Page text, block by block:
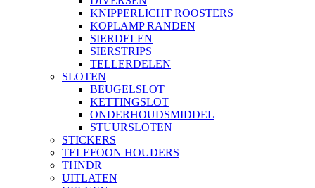
KNIPPERLICHT ROOSTERS
KOPLAMP RANDEN
SIERDELEN
SIERSTRIPS
TELLERDELEN
SLOTEN
BEUGELSLOT
KETTINGSLOT
ONDERHOUDSMIDDEL
STUURSLOTEN
STICKERS
TELEFOON HOUDERS
THNDR
UITLATEN